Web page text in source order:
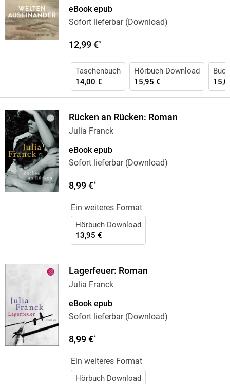
eBook epub
Sofort lieferbar (Download)
12,99 €*
Taschenbuch
14,00 €
Hörbuch Download
15,95 €
Rücken an Rücken: Roman
Julia Franck
eBook epub
Sofort lieferbar (Download)
8,99 €*
Ein weiteres Format
Hörbuch Download
13,95 €
Lagerfeuer: Roman
Julia Franck
eBook epub
Sofort lieferbar (Download)
8,99 €*
Ein weiteres Format
Hörbuch Download